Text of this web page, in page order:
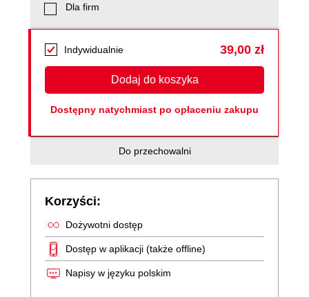
Dla firm
Indywidualnie 39,00 zł
Dodaj do koszyka
Dostępny natychmiast po opłaceniu zakupu
Do przechowalni
Korzyści:
Dożywotni dostęp
Dostęp w aplikacji (także offline)
Napisy w języku polskim